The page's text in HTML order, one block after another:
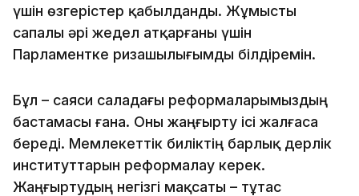
үшін өзгерістер қабылданды. Жұмысты
сапалы әрі жедел атқарғаны үшін
Парламентке ризашылығымды білдіремін.
Бұл – саяси саладағы реформаларымыздың
бастамасы ғана. Оны жаңғырту ісі жалғаса
береді. Мемлекеттік биліктің барлық дерлік
институттарын реформалау керек.
Жаңғыртудың негізгі мақсаты – тұтас